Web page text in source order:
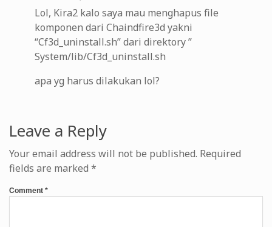
Lol, Kira2 kalo saya mau menghapus file
komponen dari Chaindfire3d yakni
“Cf3d_uninstall.sh” dari direktory ”
System/lib/Cf3d_uninstall.sh
apa yg harus dilakukan lol?
Leave a Reply
Your email address will not be published. Required
fields are marked *
Comment *